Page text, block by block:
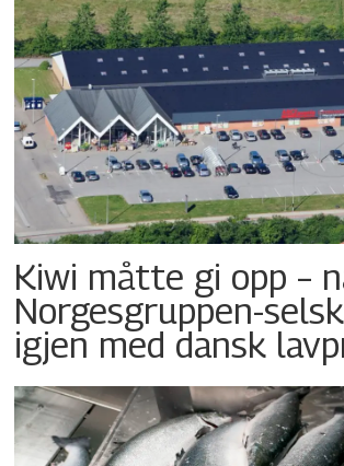
Kiwi måtte gi opp –
Norgesgruppen-
igjen med dansk